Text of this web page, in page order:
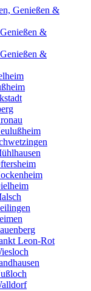
Genießen &
&
&
Leon-Rot